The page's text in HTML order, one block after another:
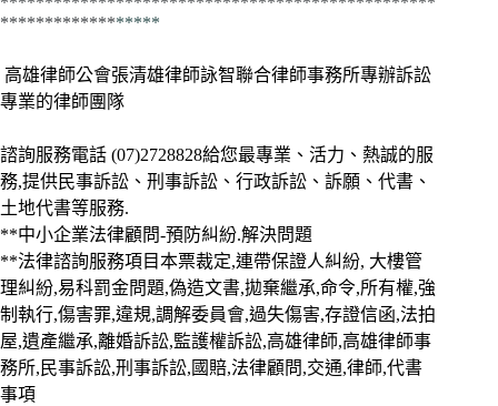
******************
高雄律師公會張清雄律師詠智聯合律師事務所專辦訴訟
專業的律師團隊
諮詢服務電話 (07)2728828給您最專業、活力、熱誠的服
務,提供民事訴訟、刑事訴訟、行政訴訟、訴願、代書、
土地代書等服務.
**中小企業法律顧問-預防糾紛.解決問題
**法律諮詢服務項目本票裁定,連帶保證人糾紛, 大樓管
理糾紛,易科罰金問題,偽造文書,拋棄繼承,命令,所有權,強
制執行,傷害罪,違規,調解委員會,過失傷害,存證信函,法拍
屋,遺產繼承,離婚訴訟,監護權訴訟,高雄律師,高雄律師事
務所,民事訴訟,刑事訴訟,國賠,法律顧問,交通,律師,代書
事項